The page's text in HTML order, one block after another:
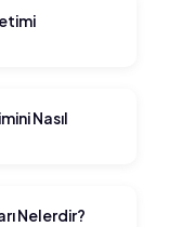
Nasıl
Nelerdir?